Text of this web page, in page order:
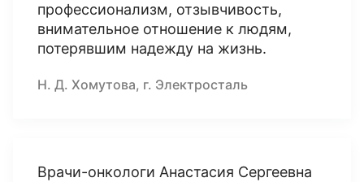
профессионализм, отзывчивость,
внимательное отношение к людям,
потерявшим надежду на жизнь.
Н. Д. Хомутова, г. Электросталь
Врачи-онкологи Анастасия Сергеевна